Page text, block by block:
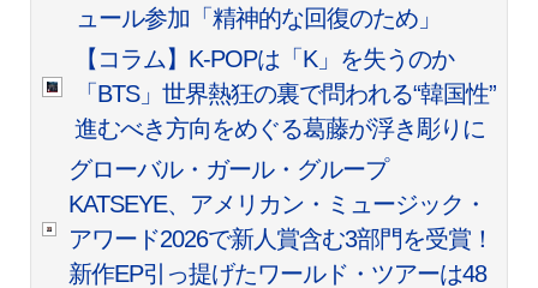
ュール参加「精神的な回復のため」
【コラム】K-POPは「K」を失うのか
「BTS」世界熱狂の裏で問われる“韓国性”
進むべき方向をめぐる葛藤が浮き彫りに
グローバル・ガール・グループ
KATSEYE、アメリカン・ミュージック・
アワード2026で新人賞含む3部門を受賞！
新作EP引っ提げたワールド・ツアーは48